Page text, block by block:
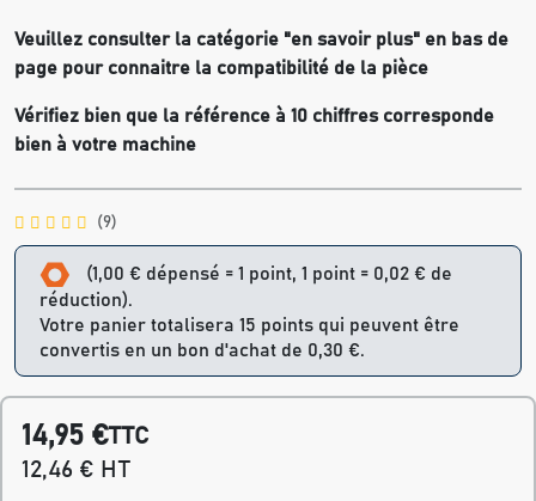
Veuillez consulter la catégorie "en savoir plus" en bas de
page pour connaitre la compatibilité de la pièce
Vérifiez bien que la référence à 10 chiffres corresponde
bien à votre machine
(9)
(1,00 € dépensé = 1 point, 1 point = 0,02 € de
réduction).
Votre panier totalisera 15 points qui peuvent être
convertis en un bon d'achat de 0,30 €.
14,95 €TTC
12,46 € HT